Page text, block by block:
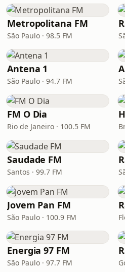
Metropolitana FM
São Paulo · 98.5 FM
Antena 1
São Paulo · 94.7 FM
FM O Dia
Rio de Janeiro · 100.5 FM
Saudade FM
Santos · 99.7 FM
Jovem Pan FM
São Paulo · 100.9 FM
Energia 97 FM
São Paulo · 97.7 FM